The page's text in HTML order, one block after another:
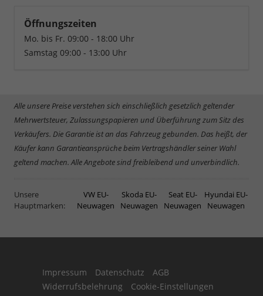
Öffnungszeiten
Mo. bis Fr. 09:00 - 18:00 Uhr
Samstag 09:00 - 13:00 Uhr
Alle unsere Preise verstehen sich einschließlich gesetzlich geltender
Mehrwertsteuer, Zulassungspapieren und Überführung zum Sitz des
Verkäufers. Die Garantie ist an das Fahrzeug gebunden. Das heißt, der
Käufer kann Garantieansprüche beim Vertragshändler seiner Wahl
geltend machen. Alle Angebote sind freibleibend und unverbindlich.
Unsere
Hauptmarken:
VW EU-
Neuwagen
Skoda EU-
Neuwagen
Seat EU-
Neuwagen
Hyundai EU-
Neuwagen
Impressum Datenschutz
AGB
Widerrufsbelehrung
Cookie-Einstellungen